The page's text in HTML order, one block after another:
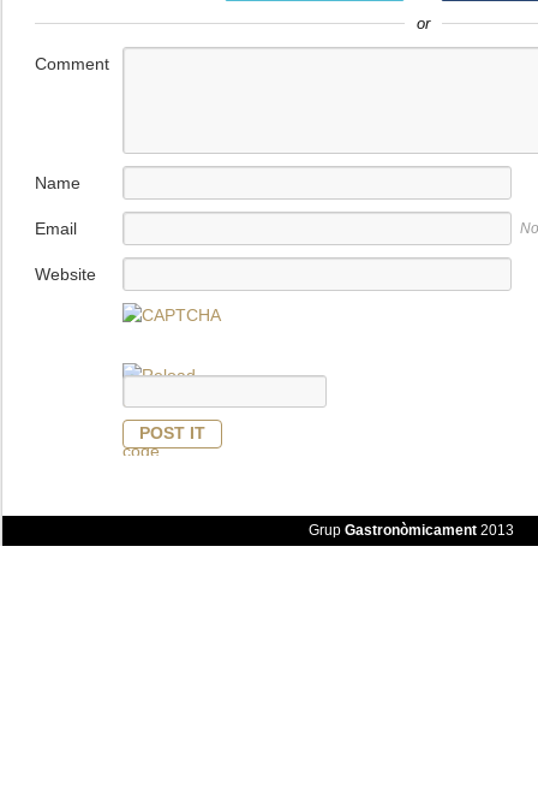
or
Comment
Name
Email
Website
Grup Gastronòmicament2013